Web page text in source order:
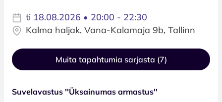
ti 18.08.2026 • 20:00 - 22:30
Kalma haljak, Vana-Kalamaja 9b, Tallinn
Muita tapahtumia sarjasta (7)
Suvelavastus ''Üksainumas armastus''